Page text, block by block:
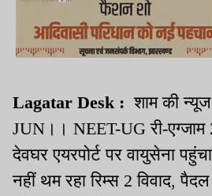
Lagatar Desk :शाम की
JUN।। NEET-UG री-एग्जाम
देवघर एयरपोर्ट पर वायुसेना
नहीं थम रहा रिम्स 2 विवाद, पैदल